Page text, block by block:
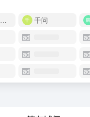
深圳自动化商城
千问